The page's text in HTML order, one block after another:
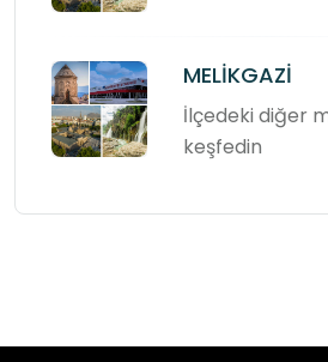
MELİKGAZİ
İlçedeki diğer
keşfedin